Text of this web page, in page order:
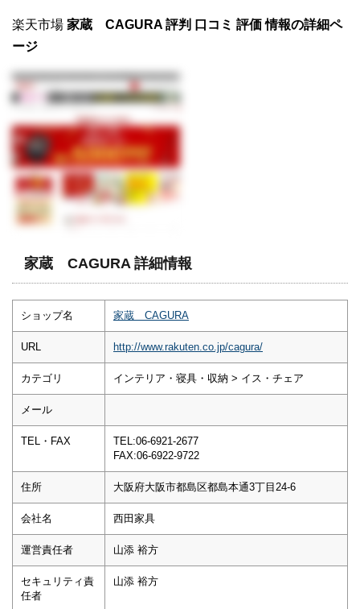
楽天市場 家蔵 CAGURA 評判 口コミ 評価 情報の詳細ペ
ージ
家蔵 CAGURA 詳細情報
ショップ名 家蔵 CAGURA
URL http://www.rakuten.co.jp/cagura/
カテゴリ インテリア・寝具・収納 > イス・チェア
メール
TEL・FAX
TEL:06-6921-2677
FAX:06-6922-9722
住所 大阪府大阪市都島区都島本通3丁目24-6
会社名 西田家具
運営責任者 山添 裕方
セキュリティ責
任者
山添 裕方